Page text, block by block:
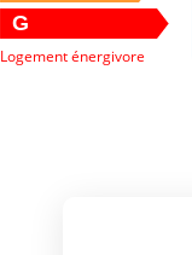
G
Logement énergivore